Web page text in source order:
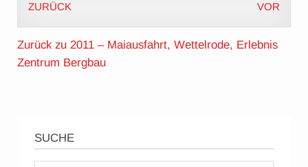
ZURÜCK VOR
Zurück zu 2011 – Maiausfahrt, Wettelrode, Erlebnis
Zentrum Bergbau
SUCHE